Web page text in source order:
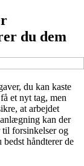
du dem
du kan kaste
et nyt tag, men
at arbejdet
kan der
til forsinkelser og
håndterer de